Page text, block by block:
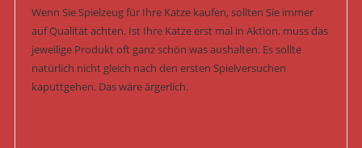
Wenn Sie Spielzeug für Ihre Katze kaufen, sollten Sie immer
auf Qualität achten. Ist Ihre Katze erst mal in Aktion, muss das
jeweilige Produkt oft ganz schön was aushalten. Es sollte
natürlich nicht gleich nach den ersten Spielversuchen
kaputtgehen. Das wäre ärgerlich.